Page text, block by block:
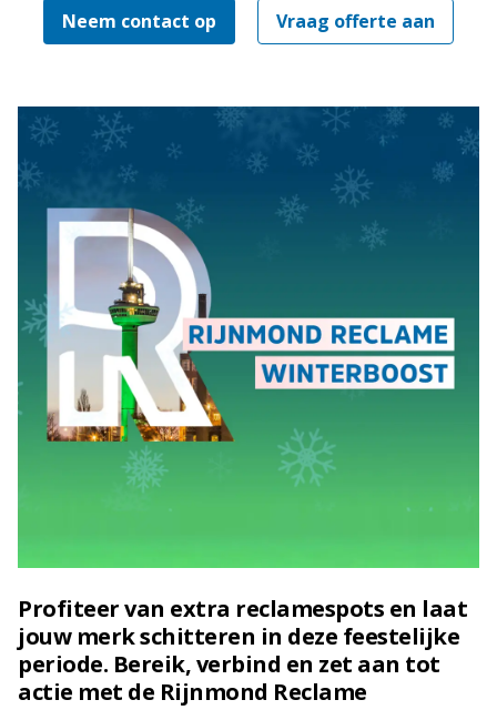
Neem contact op Vraag offerte aan
Profiteer van extra reclamespots en laat
jouw merk schitteren in deze feestelijke
periode. Bereik, verbind en zet aan tot
actie met de Rijnmond Reclame